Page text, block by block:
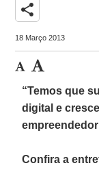
share
18 Março 2013
“Temos que
digital e
Confira a